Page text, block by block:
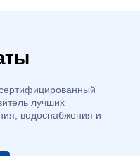
лучших
водоснабжения и